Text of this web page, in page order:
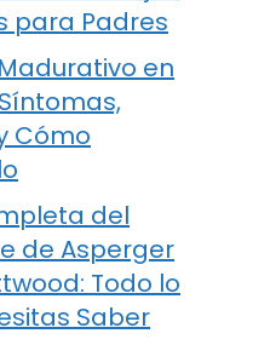
para Padres
en
Cómo
del
de Asperger
Todo lo
Saber